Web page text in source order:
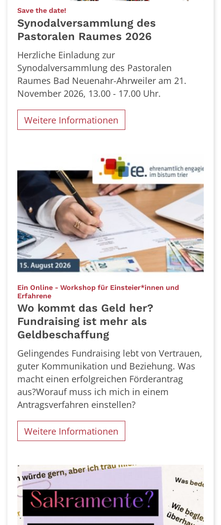
Save the date!:
Synodalversammlung des
Pastoralen Raumes 2026
Herzliche Einladung zur
Synodalversammlung des Pastoralen
Raumes Bad Neuenahr-Ahrweiler am 21.
November 2026, 13.00 - 17.00 Uhr.
Weitere Informationen
Ein Online - Workshop für Einsteier*innen und
Erfahrene:
Wo kommt das Geld her?
Fundraising ist mehr als
Geldbeschaffung
Gelingendes Fundraising lebt von Vertrauen,
guter Kommunikation und Beziehung. Was
macht einen erfolgreichen Förderantrag
aus?Worauf muss ich mich in einem
Antragsverfahren einstellen?
Weitere Informationen